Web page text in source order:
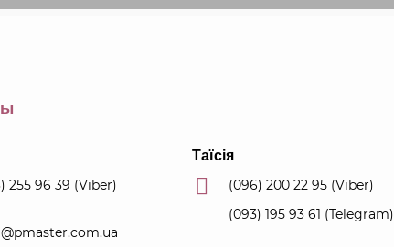
255 96 39 (Viber)
Таїсія
(096) 200 22 95 (Viber)
(093) 195 93 61 (Telegram)